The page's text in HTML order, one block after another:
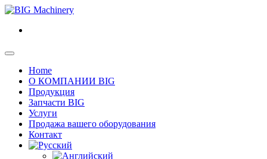
Home
О КОМПАНИИ BIG
Продукция
Запчасти BIG
Услуги
Продажа вашего оборудования
Контакт